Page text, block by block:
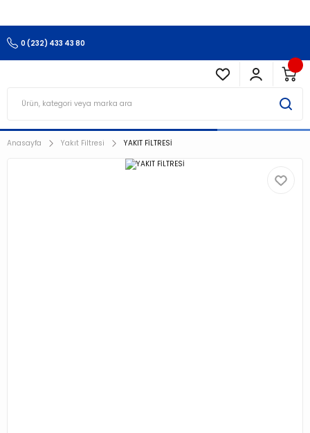
0 (232) 433 43 80
Anasayfa Yakıt Filtresi YAKIT FİLTRESİ